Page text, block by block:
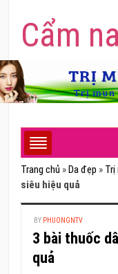
Cẩm
Trang chủ » Da đẹp » Trị
siêu hiệu quả
BY PHUONGNTV
3 bài thuốc
quả